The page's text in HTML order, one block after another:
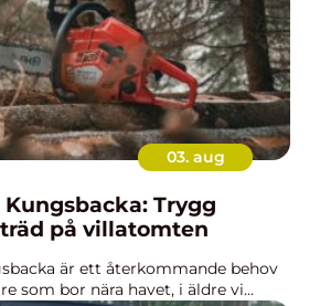
03. aug
Trygg
på villatomten
är ett återkommande behov
som bor nära havet, i äldre vi...